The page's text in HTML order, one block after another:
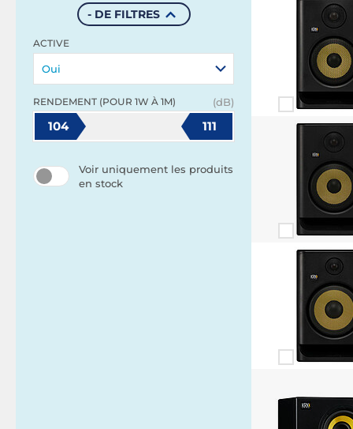
- DE FILTRES
ACTIVE
Oui
RENDEMENT (POUR 1W À 1M) (dB)
104 111
Voir uniquement les produits
en stock